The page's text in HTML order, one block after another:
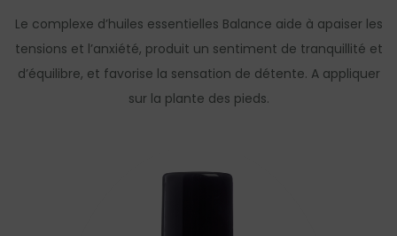
Le complexe d’huiles essentielles Balance aide à apaiser les
tensions et l’anxiété, produit un sentiment de tranquillité et
d’équilibre, et favorise la sensation de détente. A appliquer
sur la plante des pieds.